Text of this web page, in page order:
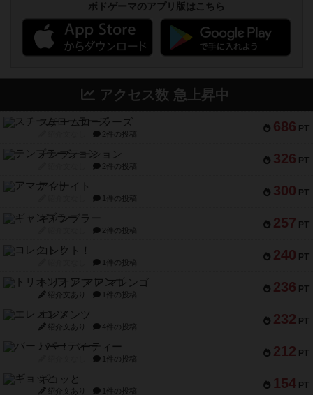
ボドゲーマのアプリ版はこちら
アクセス数 急上昇中
686 PT
スチームローラーズ
2件の投稿
326 PT
テンプテーション
2件の投稿
300 PT
アマナイト
1件の投稿
257 PT
ギャンブラー
2件の投稿
240 PT
コレクト！
1件の投稿
236 PT
トリオンフ ア マレンゴ
紹介文あり 1件の投稿
232 PT
エレメンツ
紹介文あり 4件の投稿
212 PT
バー！パーティー
1件の投稿
154 PT
ギョッと
紹介文あり 1件の投稿